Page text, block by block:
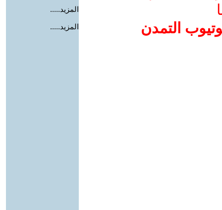
التمدن
المزيد.....
المزيد.....